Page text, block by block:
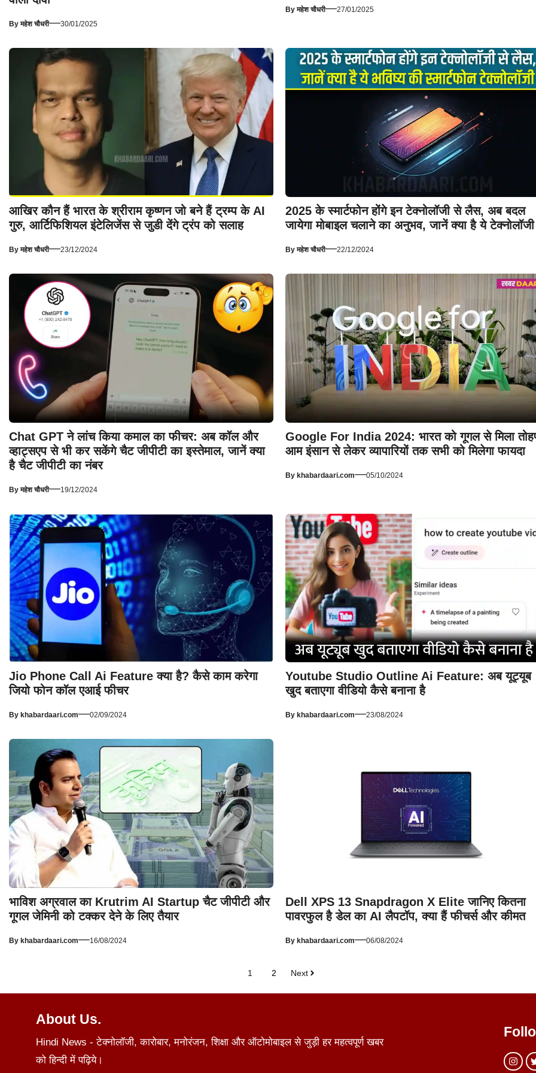
Byमहेश चौधरी—30/01/2025
Byमहेश चौधरी—27/01/2025
आखिर कौन हैं भारत के श्रीराम कृष्णन जो बने हैं ट्रम्प के AI
गुरु, आर्टिफिशियल इंटेलिजेंस से जुडी देंगे ट्रंप को सलाह
Byमहेश चौधरी—23/12/2024
2025 के स्मार्टफोन होंगे इन टेक्नोलॉजी से लैस, अब बदल
जायेगा मोबाइल चलाने का अनुभव, जानें क्या है ये टेक्नोलॉजी
Byमहेश चौधरी—22/12/2024
Chat GPT ने लांच किया कमाल का फीचर: अब कॉल और
व्हाट्सएप से भी कर सकेंगे चैट जीपीटी का इस्तेमाल, जानें क्या
है चैट जीपीटी का नंबर
Byमहेश चौधरी—19/12/2024
Google For India 2024: भारत को गूगल से मिला
आम इंसान से लेकर व्यापारियों तक सभी को मिलेगा फायदा
Bykhabardaari.com—05/10/2024
Jio Phone Call Ai Feature क्या है? कैसे काम करेगा
जियो फोन कॉल एआई फीचर
By khabardaari.com—02/09/2024
Youtube Studio Outline Ai Feature: अब यूट्यूब
खुद बताएगा वीडियो कैसे बनाना है
By khabardaari.com—23/08/2024
भाविश अग्रवाल का Krutrim AI Startup चैट जीपीटी और
गूगल जेमिनी को टक्कर देने के लिए तैयार
By khabardaari.com—16/08/2024
Dell XPS 13 Snapdragon X Elite जानिए कितना
पावरफुल है डेल का AI लैपटॉप, क्या हैं फीचर्स और कीमत
By khabardaari.com—06/08/2024
1 2 Next
About Us.
Hindi News - टेक्नोलॉजी, कारोबार, मनोरंजन, शिक्षा और ऑटोमोबाइल से जुड़ी हर महत्वपूर्ण खबर
को हिन्दी में पढ़िये।